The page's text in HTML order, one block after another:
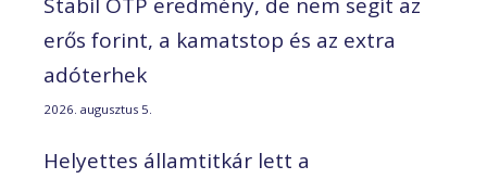
erős forint, a kamatstop és az extra
adóterhek
2026. augusztus 5.
Helyettes államtitkár lett a